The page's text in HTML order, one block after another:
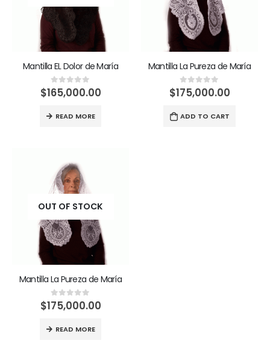
Mantilla EL Dolor de María
0out of 5
$165,000.00
READ MORE
Mantilla La Pureza de María
0out of 5
$175,000.00
ADD TO CART
OUT OF STOCK
Mantilla La Pureza de María
0out of 5
$175,000.00
READ MORE